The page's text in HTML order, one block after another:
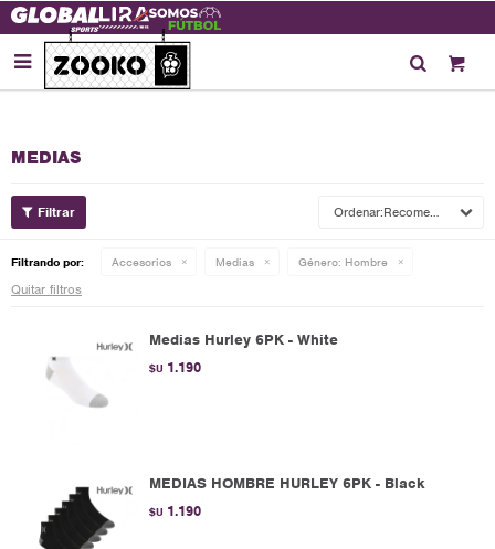

MEDIAS
Recomendados
Filtrando por: Accesorios Medias Género: Hombre
Quitar filtros
Medias Hurley 6PK - White
$U 1.190
MEDIAS HOMBRE HURLEY 6PK - Black
$U 1.190